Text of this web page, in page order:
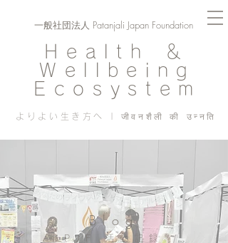
Health ＆
Wellbeing
Ecosystem
よりよい生き方へ | जीवनशैली की उन्नति
一般社団法人 Patanjali Japan Foundation
Blog
PJF ​活動記録